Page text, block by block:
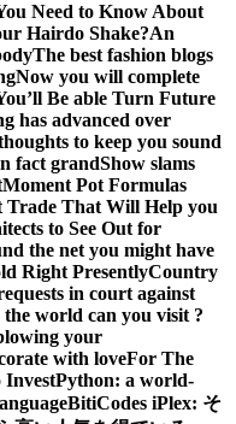
Need to Know About
Hairdo Shake?An
The best fashion blogs
Now you will complete
Be able Turn Future
has advanced over
to keep you sound
fact grandShow slams
Moment Pot Formulas
Trade That Will Help you
to See Out for
the net you might have
Right PresentlyCountry
in court against
world can you visit ?
your
with loveFor The
InvestPython: a world-
BitiCodes iPlex: そ